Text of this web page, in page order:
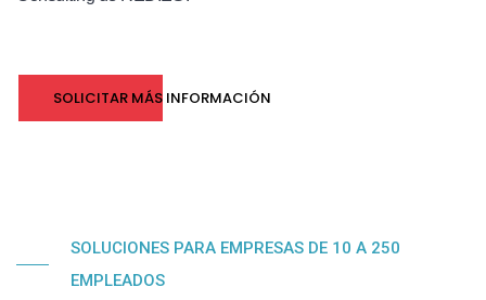
SOLICITAR MÁS INFORMACIÓN
SOLUCIONES PARA EMPRESAS DE 10 A 250
EMPLEADOS